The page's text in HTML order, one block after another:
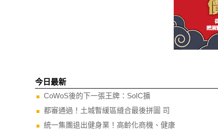
今日最新
CoWoS後的下一張王牌：SoIC擴
都審通過！土城暫緩區縫合最後拼圖 司
統一集團退出健身業！高齡化商機、健康